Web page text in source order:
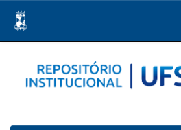
navigation